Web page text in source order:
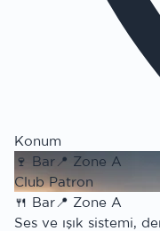
Konum
🍷 Bar 📍 Zone A
Club Patron
🍴 Bar📍 Zone A
Ses ve ışık sistemi,